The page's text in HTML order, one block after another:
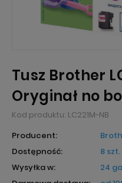
Tusz Brother
Oryginał no
Kod produktu: LC221M-NB
Producent:
Dostępność:
8 szt.
Wysyłka w:
24